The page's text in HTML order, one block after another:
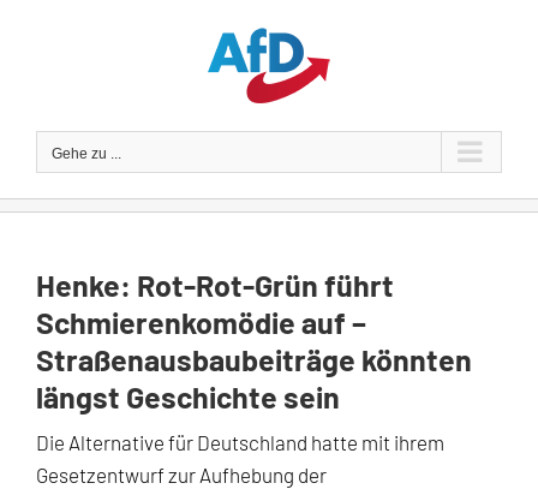
Gehe zu ...
Henke: Rot-Rot-Grün führt
Schmierenkomödie auf –
Straßenausbaubeiträge könnten
längst Geschichte sein
Die Alternative für Deutschland hatte mit ihrem
Gesetzentwurf zur Aufhebung der